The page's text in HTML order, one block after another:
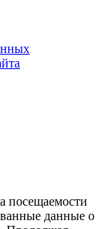
посещаемости
данные о